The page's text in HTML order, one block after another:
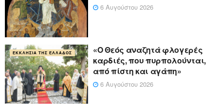
6 Αυγούστου 2026
ΕΚΚΛΗΣΊΑ ΤΗΣ ΕΛΛΆΔΟΣ
«Ο Θεός αναζητά φλογερές
καρδιές, που πυρπολούνται,
από πίστη και αγάπη»
6 Αυγούστου 2026